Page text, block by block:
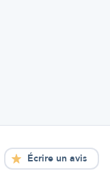
Écrire un avis